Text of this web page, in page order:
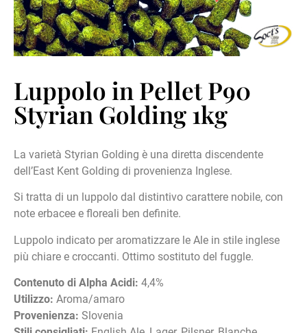
Luppolo in Pellet P90
Styrian Golding 1kg
La varietà Styrian Golding è una diretta discendente
dell’East Kent Golding di provenienza Inglese.
Si tratta di un luppolo dal distintivo carattere nobile, con
note erbacee e floreali ben definite.
Luppolo indicato per aromatizzare le Ale in stile inglese
più chiare e croccanti. Ottimo sostituto del fuggle.
Contenuto di Alpha Acidi: 4,4%
Utilizzo: Aroma/amaro
Provenienza: Slovenia